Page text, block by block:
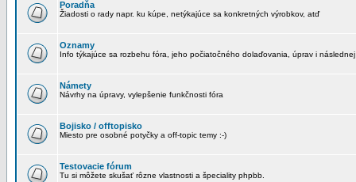
Poradňa
Žiadosti o rady napr. ku kúpe, netýkajúce sa konkretných výrobkov, atď
Oznamy
Info týkajúce sa rozbehu fóra, jeho počiatočného dolaďovania, úprav i
Námety
Návrhy na úpravy, vylepšenie funkčnosti fóra
Bojisko / offtopisko
Miesto pre osobné potyčky a off-topic temy :-)
Testovacie fórum
Tu si môžete skušať rôzne vlastnosti a špeciality phpbb.